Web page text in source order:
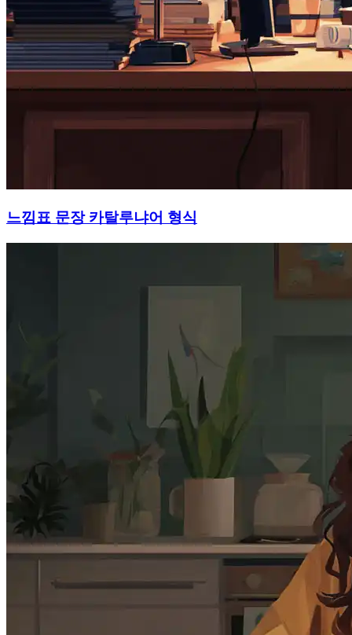
느낌표 문장 카탈루냐어 형식